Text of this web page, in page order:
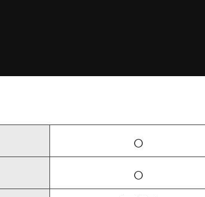
○
○